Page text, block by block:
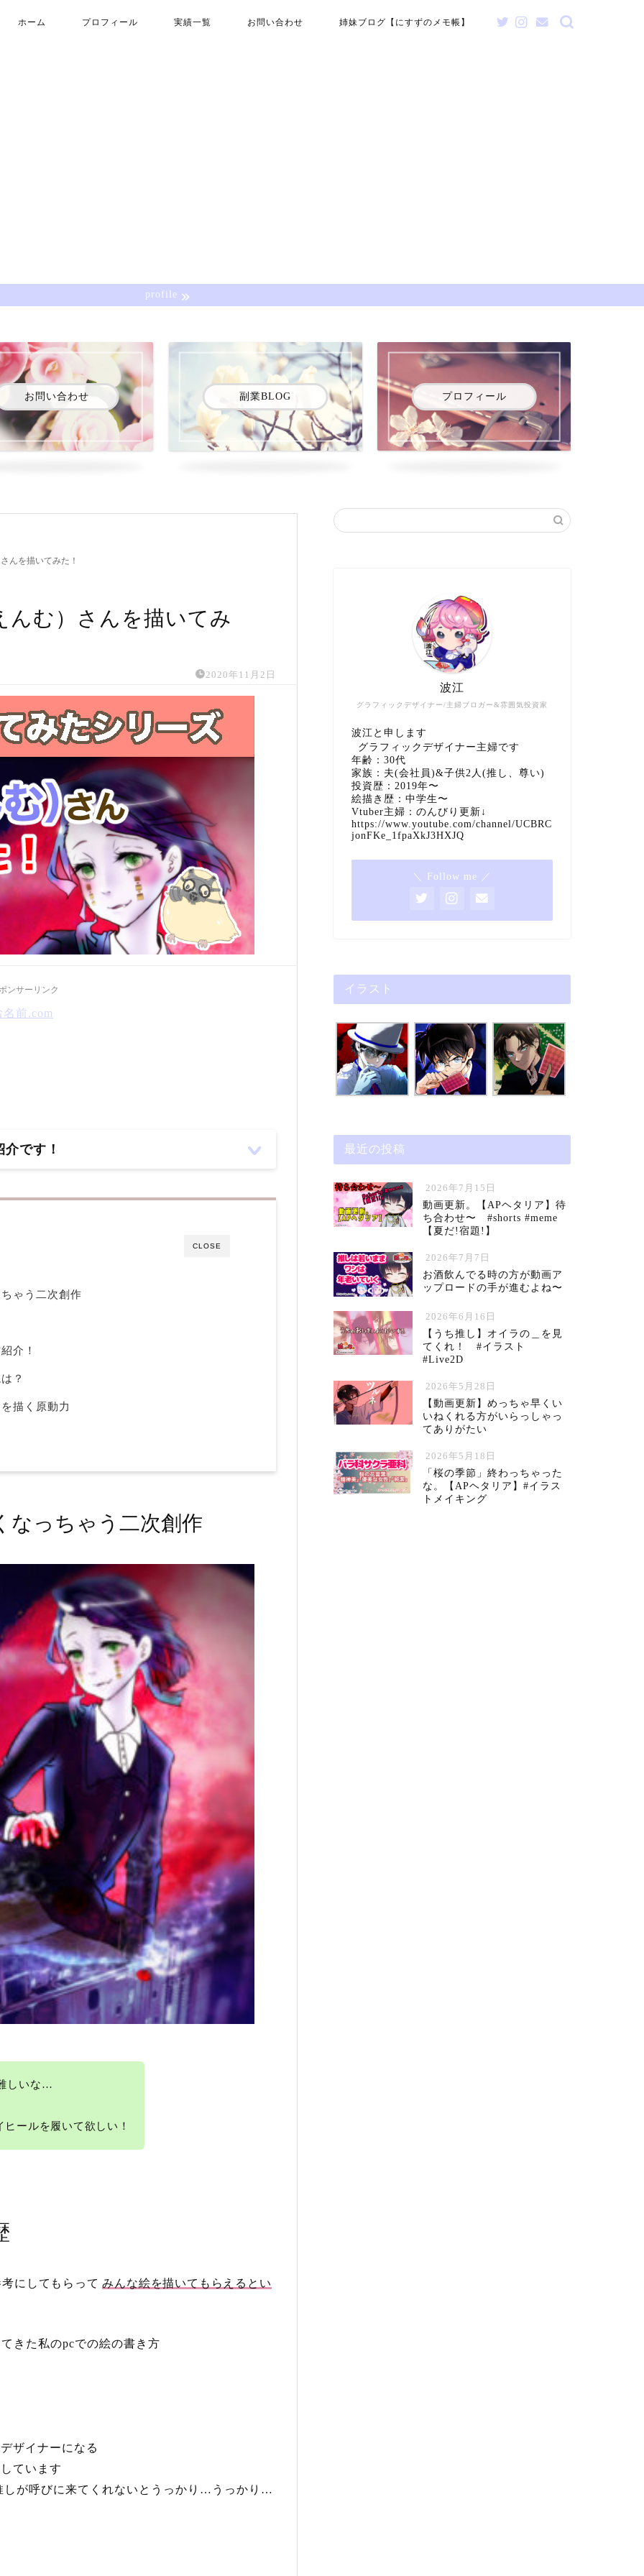
ホーム プロフィール 実績一覧 お問い合わせ 姉妹ブログ【にすずのメモ帳】
profile
お問い合わせ 副業BLOG プロフィール
んを描いてみた！
んむ）さんを描いてみ
2020年11月2日
ンサーリンク
名前.com
です！
CLOSE
ゃう二次創作
介！
？
描く原動力
なっちゃう二次創作
しいな…
ールを履いて欲しい！
考にしてもらってみんな絵を描いてもらえるとい
きた私のpcでの絵の書き方
ザイナーになる
ています
が呼びに来てくれないとうっかり…うっかり…
グラフィックデザイナー/主婦ブロガー&雰囲気投資家
波江
波江と申します
グラフィックデザイナー主婦です
年齢：30代
家族：夫(会社員)&子供2人(推し、尊い)
投資歴：2019年〜
絵描き歴：中学生〜
Vtuber主婦：のんびり更新↓
https://www.youtube.com/channel/UCBRC
jonFKe_1fpaXkJ3HXJQ
＼ Follow me ／
イラスト
最近の投稿
2026年7月15日
動画更新。【APヘタリア】待
ち合わせ〜 #shorts #meme
【夏だ!宿題!】
2026年7月7日
お酒飲んでる時の方が動画ア
ップロードの手が進むよね〜
2026年6月16日
【うち推し】オイラの＿を見
てくれ！ #イラスト
#Live2D
2026年5月28日
【動画更新】めっちゃ早くい
いねくれる方がいらっしゃっ
てありがたい
2026年5月18日
「桜の季節」終わっちゃった
な。【APヘタリア】#イラス
トメイキング